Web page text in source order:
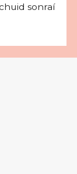
sonraí